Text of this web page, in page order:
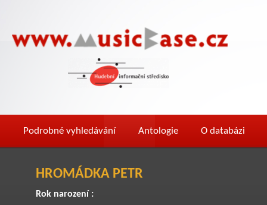
Podrobné vyhledávání Antologie O databázi
HROMÁDKA PETR
Rok narození :